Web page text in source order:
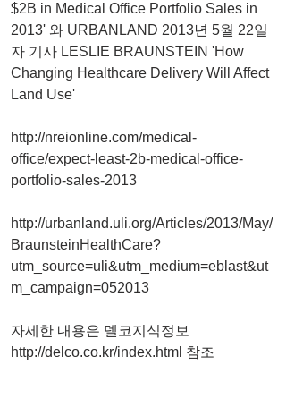
$2B in Medical Office Portfolio Sales in
2013' 와 URBANLAND 2013년 5월 22일
자 기사 LESLIE BRAUNSTEIN 'How
Changing Healthcare Delivery Will Affect
Land Use'
http://nreionline.com/medical-
office/expect-least-2b-medical-office-
portfolio-sales-2013
http://urbanland.uli.org/Articles/2013/May/
BraunsteinHealthCare?
utm_source=uli&utm_medium=eblast&ut
m_campaign=052013
자세한 내용은 델코지식정보
http://delco.co.kr/index.html 참조